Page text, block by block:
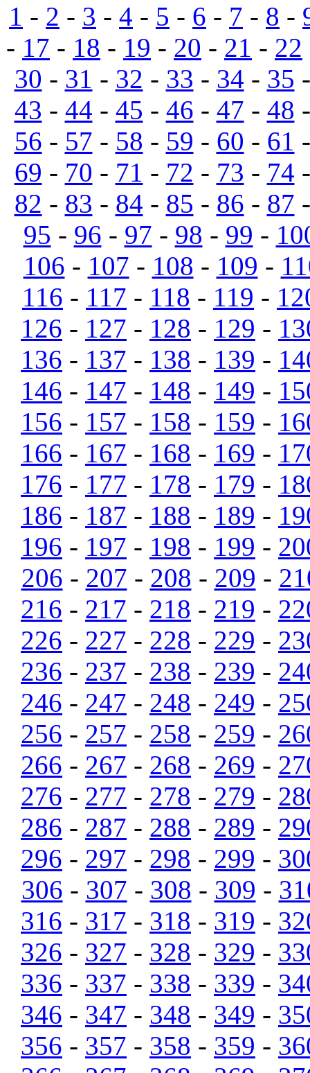
1 - 2 - 3 - 4 - 5 - 6 - 7 - 8 -
- 17 - 18 - 19 - 20 - 21 - 22
30 - 31 - 32 - 33 - 34 - 35
43 - 44 - 45 - 46 - 47 - 48
56 - 57 - 58 - 59 - 60 - 61
69 - 70 - 71 - 72 - 73 - 74
82 - 83 - 84 - 85 - 86 - 87
95 - 96 - 97 - 98 - 99 -
106 - 107 - 108 - 109 -
116 - 117 - 118 - 119 -
126 - 127 - 128 - 129 -
136 - 137 - 138 - 139 -
146 - 147 - 148 - 149 -
156 - 157 - 158 - 159 -
166 - 167 - 168 - 169 -
176 - 177 - 178 - 179 -
186 - 187 - 188 - 189 -
196 - 197 - 198 - 199 -
206 - 207 - 208 - 209 -
216 - 217 - 218 - 219 -
226 - 227 - 228 - 229 -
236 - 237 - 238 - 239 -
246 - 247 - 248 - 249 -
256 - 257 - 258 - 259 -
266 - 267 - 268 - 269 -
276 - 277 - 278 - 279 -
286 - 287 - 288 - 289 -
296 - 297 - 298 - 299 -
306 - 307 - 308 - 309 -
316 - 317 - 318 - 319 -
326 - 327 - 328 - 329 -
336 - 337 - 338 - 339 -
346 - 347 - 348 - 349 -
356 - 357 - 358 - 359 -